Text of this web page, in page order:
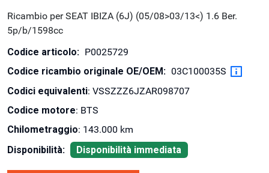
Ricambio per SEAT IBIZA (6J) (05/08>03/13<) 1.6 Ber.
5p/b/1598cc
Codice articolo: P0025729
Codice ricambio originale OE/OEM: 03C100035S
Codici equivalenti: VSSZZZ6JZAR098707
Codice motore: BTS
Chilometraggio: 143.000 km
Disponibilità:
Disponibilità immediata